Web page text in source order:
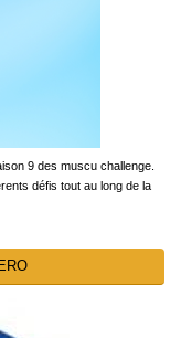
9 des muscu challenge.
défis tout au long de la